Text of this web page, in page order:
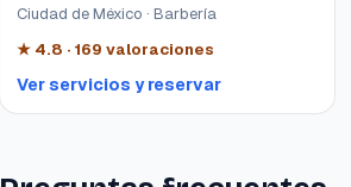
Ciudad de México · Barbería
★ 4.8 · 169 valoraciones
Ver servicios y reservar